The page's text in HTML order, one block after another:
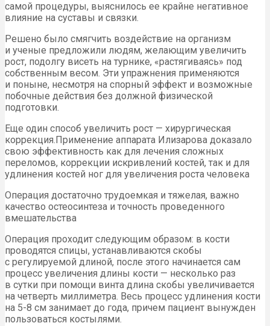
самой процедуры, выяснилось ее крайне негативное
влияние на суставы и связки.
Решено было смягчить воздействие на организм
и ученые предложили людям, желающим увеличить
рост, подолгу висеть на турнике, «растягиваясь» под
собственным весом. Эти упражнения применяются
и поныне, несмотря на спорный эффект и возможные
побочные действия без должной физической
подготовки.
Еще один способ увеличить рост — хирургическая
коррекция.Применение аппарата Илизарова доказало
свою эффективность как для лечения сложных
переломов, коррекции искривлений костей, так и для
удлинения костей ног для увеличения роста человека
Операция достаточно трудоемкая и тяжелая, важно
качество остеосинтеза и точность проведенного
вмешательства
Операция проходит следующим образом: в кости
проводятся спицы, устанавливаются скобы
с регулируемой длиной, после этого начинается сам
процесс увеличения длины кости — несколько раз
в сутки при помощи винта длина скобы увеличивается
на четверть миллиметра. Весь процесс удлинения кости
на 5-8 см занимает до года, причем пациент вынужден
пользоваться костылями.